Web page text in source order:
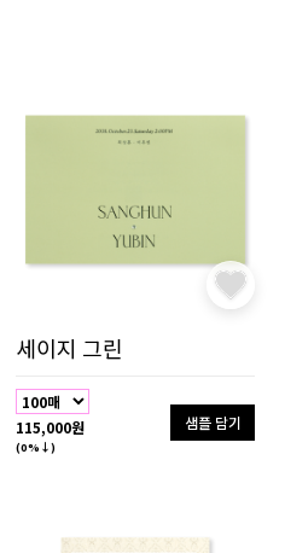
세이지 그린
115,000원
(0%↓)
샘플 담기